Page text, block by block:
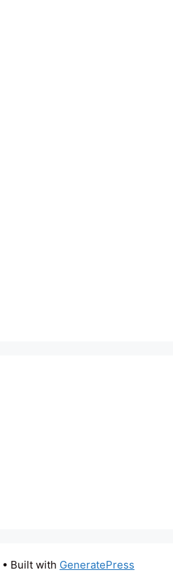
• Built with GeneratePress